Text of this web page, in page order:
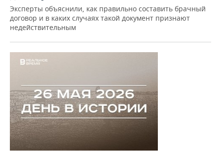
Эксперты объяснили, как правильно составить брачный
договор и в каких случаях такой документ признают
недействительным